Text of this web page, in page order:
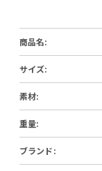
商品名:
サイズ:
素材:
重量:
ブランド: